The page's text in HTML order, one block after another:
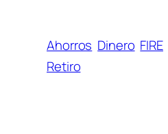
Ahorros Dinero FIRE
Retiro